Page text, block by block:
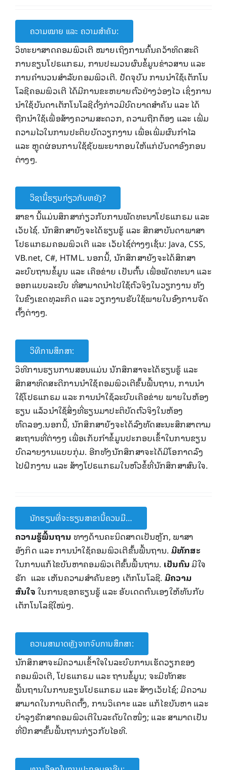
ຄວາມໝາຍ ແລະ ຄວາມສໍາຄັນ:
ວິທະຍາສາດຄອມພິວເຕີ ໝາຍເຖິງການຄົ້ນຄວ້າທິດສະດີ
ການຂຽນໂປຣແກຣມ, ການປະມວນຜົນຂໍ້ມູນຂ່າວສານ ແລະ
ການຄຳນວນສຳລັບຄອມພິວເຕີ. ປັດຈຸບັນ ການນຳໃຊ້ເຕັກໂນ
ໂລຊີຄອມພິວເຕີ ໄດ້ມີການຂະຫຍາຍຕົວຢ່າງວ່ອງໄວ ​ເຊິ່ງການ
ນຳໃຊ້ບັນດາເຕັກໂນໂລຊີດັ່ງກ່າວມີບົດບາດສຳຄັນ ແລະ ໄດ້
ຖືກນຳໃຊ້ເພື່ອສ້າງຄວາມສະດວກ, ຄວາມຖືກຕ້ອງ ແລະ ເພີ່ມ
ຄວາມໄວໃນການປະຕິບບັດວຽກງານ ເພື່ອເພີ່ມຜົນກໍາໄລ
ແລະ ຫຼຸດຜ່ອນການໃຊ້ຊັບພະຍາກອນໃຫ້ແກ່ບັນດາອົງກອນ
ຕ່າງໆ.
ວິຊານີ້ຮຽນກ່ຽວກັບຫຍັງ?
ສາຂາ ນີ້ແມ່ນສຶກສາກ່ຽວກັບການພັດທະນາໂປຣແກຣມ ແລະ
ເວັບໄຊ໌. ນັກສຶກສາຍັງຈະໄດ້ຮຽນຮູ້ ແລະ ສຶກສາບັນດາພາສາ
ໂປຣແກຣມຄອມພິວເຕີ ແລະ ເວັບໄຊ໌ຕ່າງໆເຊັ່ນ: Java, CSS,
VB.net, C#, HTML. ນອກນີ້, ນັກສຶກສາຍັງຈະໄດ້ສຶກສາ
ລະບົບຖານຂໍ້ມູນ ແລະ ເຄືອຂ່າຍ ເປັນຕົ້ນ ເພື່ອພັດທະນາ ແລະ
ອອກແບບລະບົບ ທີ່ສາມາດນຳໄປໃຊ້ຕົວຈິງໃນວຽກງານ ທັງ
ໃນຂົງເຂດທຸລະກິດ ແລະ ວຽກງານຮັບໃຊ້ພາຍໃນອົງການຈັດ
ຕັ້ງຕ່າງໆ.
ວິທີການສຶກສາ:
ວິທີການຮຽນການສອນແມ່ນ ນັກສຶກສາຈະໄດ້ຮຽນຮູ້ ແລະ
ສຶກສາທິດສະດີການນຳໃຊ້ຄອມພິວເຕີຂັ້ນພື້ນຖານ, ການນຳ
ໃຊ້ໂປຣແກຣມ ແລະ ການນຳໃຊ້ລະບົບເຄືອຂ່າຍ ພາຍໃນຫ້ອງ
ຮຽນ ແລ້ວນຳໃຊ້ສິ່ງທີ່ຮຽນມາປະຕິບັດຕົວຈິງໃນຫ້ອງ
ທົດລອງ.ນອກນີ້, ນັກສຶກສາຍັງຈະໄດ້ລົງທັດສະນະສຶກສາຕາມ
ສະຖານທີ່ຕ່າງໆ ເພື່ອເກັບກຳຂໍ້ມູນປະກອບເຂົ້າໃນການຂຽນ
ບົດລາຍງານແບບກຸ່ມ. ອີກທັງນັກສຶກສາຈະໄດ້ມີໂອກາດລົງ
ໄປຝຶກງານ ແລະ ສ້າງໂປຣແກຣມໃນຫົວຂໍ້ທີ່ນັກສຶກສາສົນໃຈ.
ນັກຮຽນທີ່ຈະຮຽນສາຂານີ້ຄວນມີ…
ຄວາມຮູ້ພື້ນຖານ ທາງດ້ານຄະນິດສາດເປັນຫຼັກ, ພາສາ
ອັງກິດ ແລະ ການນໍາໃຊ້ຄອມພິວເຕີຂັ້ນພື້ນຖານ. ມີທັກສະ
ໃນການແກ້ໄຂບັນຫາຄອມພິວເຕີຂັ້ນພື້ນຖານ. ເປັນຄົນມີໃຈ
ຮັກ ແລະ ເຫັນຄວາມສໍາຄັນຂອງ ເຕັກໂນໂລຊີ. ມີຄວາມ
ສົນໃຈໃນການຊອກຮຽນຮູ້ ແລະ ອັບເດດຕົນເອງໃຫ້ທັນກັບ
ເຕັກໂນໂລຊີໃໝ່ໆ.
ຄວາມສາມາດຫຼັງຈາກຈົບການສຶກສາ:
ນັກສຶກສາຈະມີຄວາມເຂົ້າໃຈໃນລະບົບການເຮັດວຽກຂອງ
ຄອມພິວເຕີ, ໂປຣແກຣມ ແລະ ຖານຂໍ້ມູນ; ຈະມີທັກສະ
ພື້ນຖານໃນການຂຽນໂປຣແກຣມ ແລະ ສ້າງເວັບໄຊ໌; ມີຄວາມ
ສາມາດໃນການຕິດຕັ້ງ, ການວິເຄາະ ແລະ ແກ້ໄຂບັນຫາ ແລະ
ບໍາລຸງຮັກສາຄອມພິວເຕີໃນລະດັບໃດໜຶ່ງ; ແລະ ສາມາດເປັນ
ທີ່ປຶກສາຂັ້ນພື້ນຖານກ່ຽວກັບໄອທີ.